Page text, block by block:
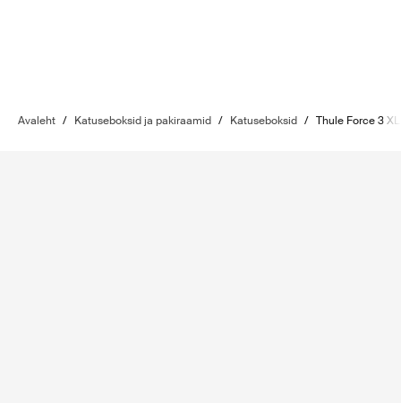
Avaleht / Katuseboksid ja pakiraamid / Katuseboksid / Thule Force 3 XL